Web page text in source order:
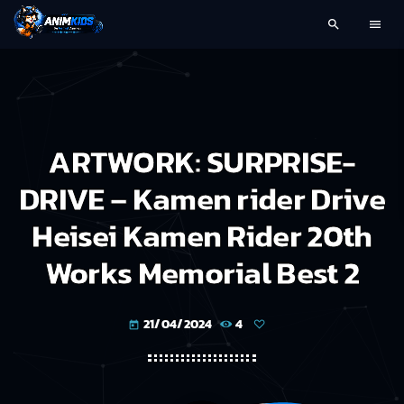
search menu
ARTWORK: SURPRISE-
DRIVE – Kamen rider Drive
Heisei Kamen Rider 20th
Works Memorial Best 2
today 21/04/2024 4